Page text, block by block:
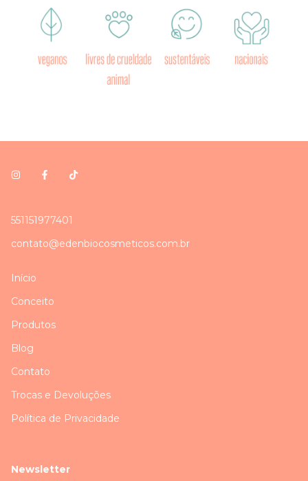
551151977401
contato@edenbiocosmeticos.com.br
Início
Conceito
Produtos
Blog
Contato
Trocas e Devoluções
Política de Privacidade
Newsletter